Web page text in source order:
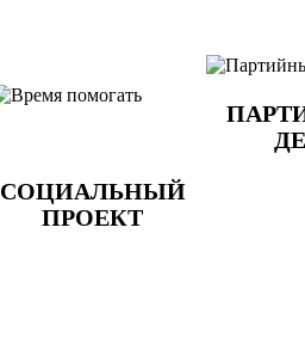
СОЦИАЛЬНЫЙ
ПРОЕКТ